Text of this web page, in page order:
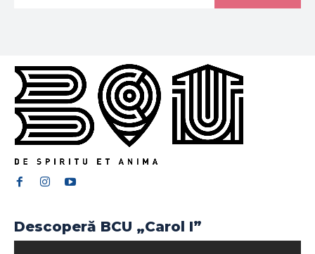
Descoperă BCU „Carol I”